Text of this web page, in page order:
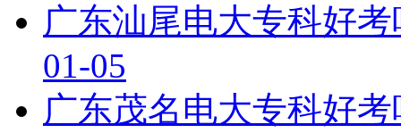
广东汕尾电大专科好
01-05
广东茂名电大专科好